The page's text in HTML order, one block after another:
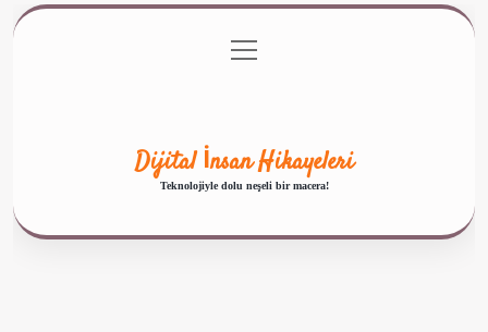
Gizlilik Politikası
menüyü
aç
Dijital İnsan Hikayeleri
Teknolojiyle dolu neşeli bir macera!